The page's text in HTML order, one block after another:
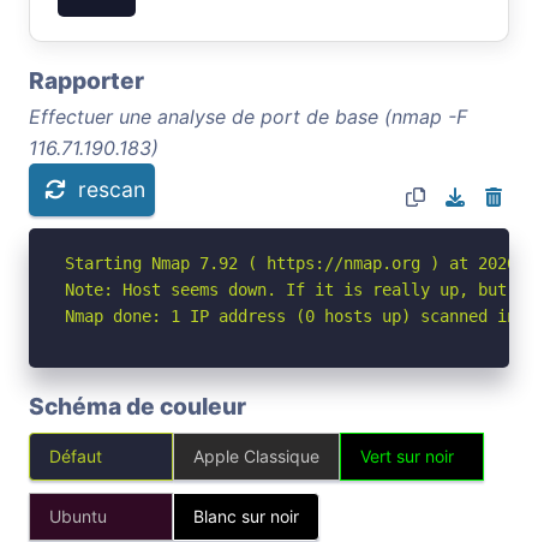
Rapporter
Effectuer une analyse de port de base (nmap -F
116.71.190.183)
rescan
Starting Nmap 7.92 ( https://nmap.org ) at 2026-
Note: Host seems down. If it is really up, but
Nmap done: 1 IP address (0 hosts up) scanned in
Schéma de couleur
Défaut Apple Classique Vert sur noir
Ubuntu Blanc sur noir